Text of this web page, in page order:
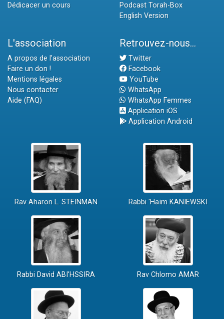
Dédicacer un cours
Podcast Torah-Box
English Version
L'association
A propos de l'association
Faire un don !
Mentions légales
Nous contacter
Aide (FAQ)
Retrouvez-nous...
Twitter
Facebook
YouTube
WhatsApp
WhatsApp Femmes
Application iOS
Application Android
Rav Aharon L. STEINMAN Rabbi 'Haïm KANIEWSKI
Rabbi David ABI'HSSIRA Rav Chlomo AMAR